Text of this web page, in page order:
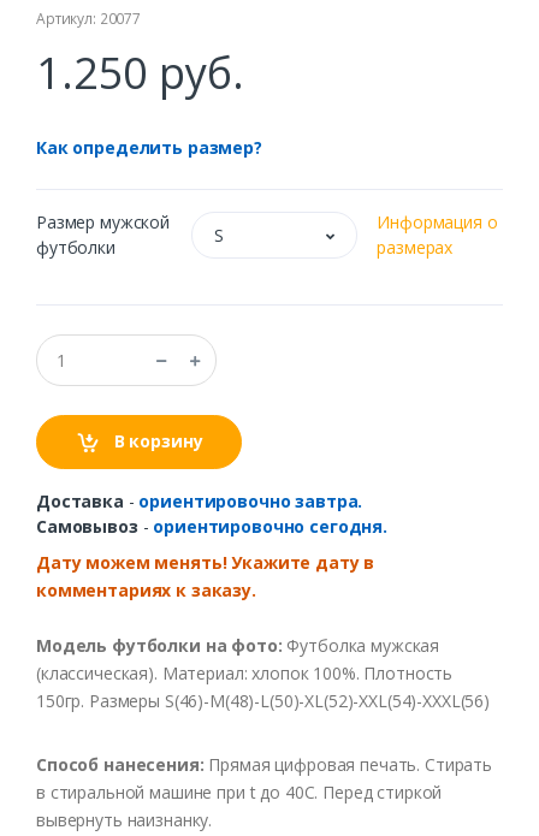
Артикул: 20077
1.250 руб.
Как определить размер?
Размер мужской
футболки
S
Информация о
размерах
В корзину
Доставка - ориентировочно завтра.
Самовывоз - ориентировочно сегодня.
Дату можем менять! Укажите дату в
комментариях к заказу.
Модель футболки на фото: Футболка мужская
(классическая). Материал: хлопок 100%. Плотность
150гр. Размеры S(46)-M(48)-L(50)-XL(52)-XXL(54)-XXXL(56)
Способ нанесения: Прямая цифровая печать. Стирать
в стиральной машине при t до 40С. Перед стиркой
вывернуть наизнанку.